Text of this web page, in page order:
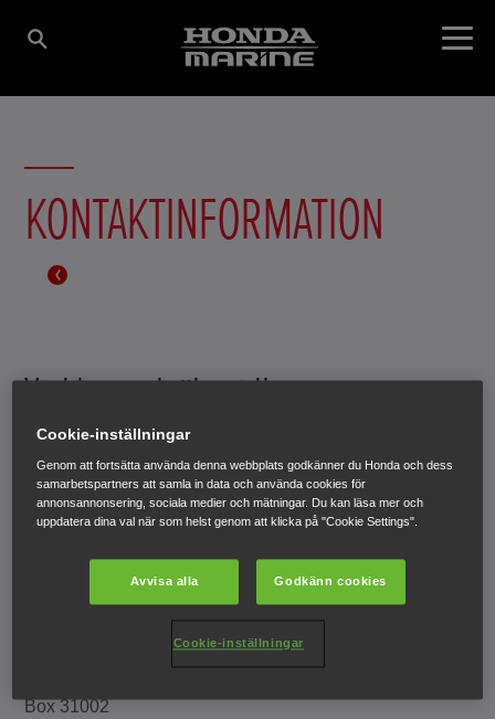
KONTAKTINFORMATION
Vad kan vi hjälpa till
med idag?
Vid frågor och problem ska du i första hand kontakta
Återförsäljare och verkstäder
Box 31002
Cookie-inställningar
Genom att fortsätta använda denna webbplats godkänner du Honda och dess
samarbetspartners att samla in data och använda cookies för
annonsannonsering, sociala medier och mätningar. Du kan läsa mer och
uppdatera dina val när som helst genom att klicka på "Cookie Settings".
Avvisa alla Godkänn cookies
Cookie-inställningar